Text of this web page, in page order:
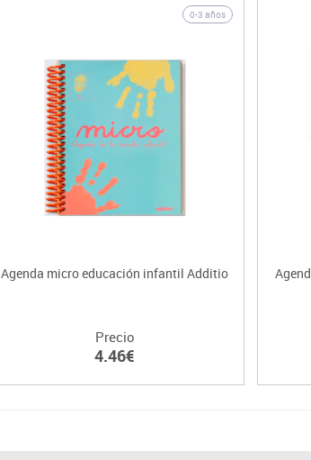
0-3 años
Agenda micro educación infantil Additio
Precio
4.46€